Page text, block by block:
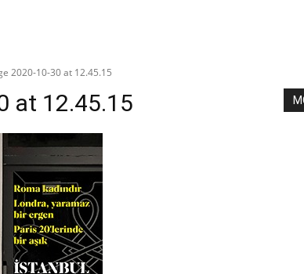
2020-10-30 at 12.45.15
at 12.45.15